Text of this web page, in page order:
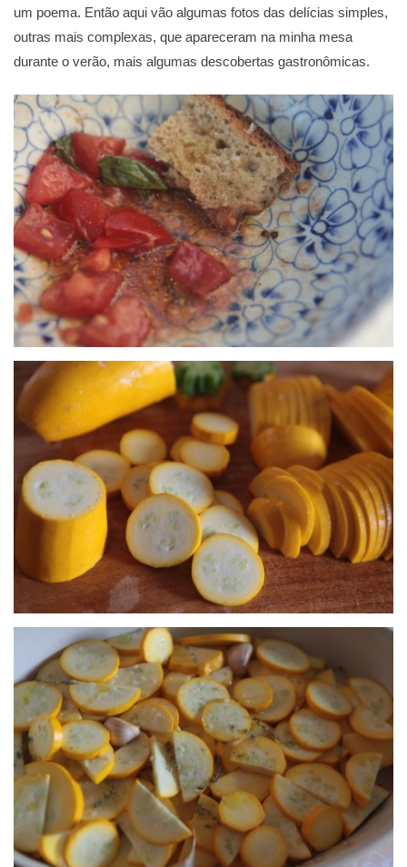
um poema. Então aqui vão algumas fotos das delícias simples,
outras mais complexas, que apareceram na minha mesa
durante o verão, mais algumas descobertas gastronômicas.